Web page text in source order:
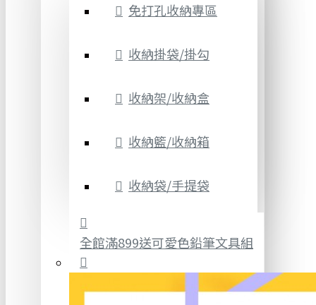
免打孔收納專區
收納掛袋/掛勾
收納架/收納盒
收納籃/收納箱
收納袋/手提袋
全館滿899送可愛色鉛筆文具組